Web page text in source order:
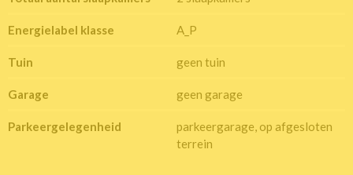
Energielabel klasse A_P
Tuin geen tuin
Garage geen garage
Parkeergelegenheid
parkeergarage, op afgesloten
terrein